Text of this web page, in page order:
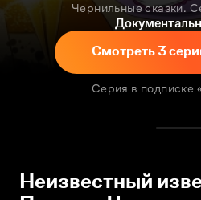
Чернильные сказки.
Смотреть 3
Серия в подписке
Неизвестный